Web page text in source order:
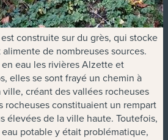
construite sur du grès, qui stocke
de nombreuses sources.
eau les rivières Alzette et
elles se sont frayé un chemin à
créant des vallées rocheuses
rocheuses constituaient un rempart
élevées de la ville haute. Toutefois,
potable y était problématique,